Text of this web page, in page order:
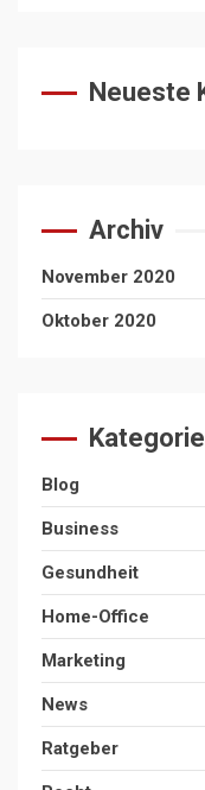
Neueste
Archiv
November 2020
Oktober 2020
Blog
Business
Gesundheit
Home-Office
Marketing
News
Ratgeber